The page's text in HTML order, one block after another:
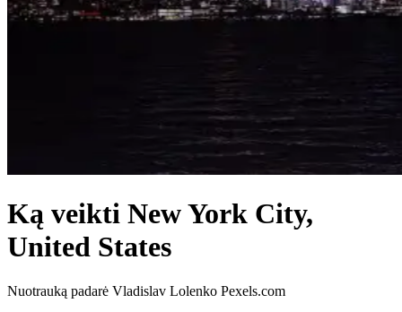
Ką veikti New York City,
United States
Nuotrauką padarė Vladislav Lolenko Pexels.com